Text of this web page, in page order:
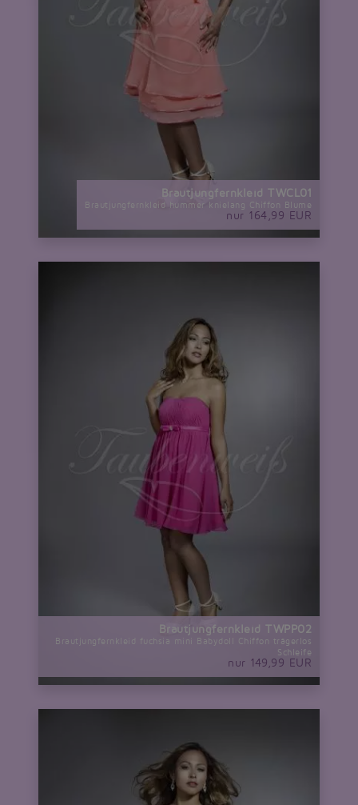
Brautjungfernkleid TWCL01
Brautjungfernkleid hummer knielang Chiffon Blume
nur 164,99 EUR
Brautjungfernkleid TWPP02
Brautjungfernkleid fuchsia mini Babydoll Chiffon trägerlos
Schleife
nur 149,99 EUR